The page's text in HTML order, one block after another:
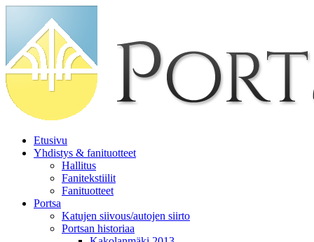
Etusivu
Yhdistys & fanituotteet
Hallitus
Fanitekstiilit
Fanituotteet
Portsa
Katujen siivous/autojen siirto
Portsan historiaa